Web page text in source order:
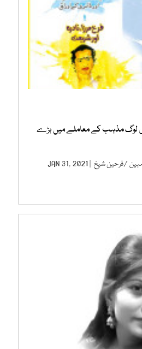
لوگ مذہب کے معاملے میں بڑے
/فرحین شیخ | JAN 31, 2021